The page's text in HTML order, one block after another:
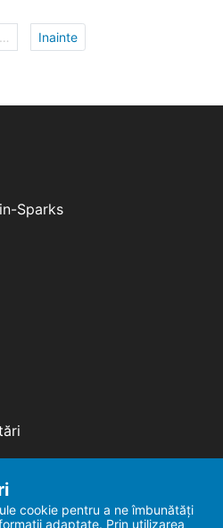
… Inainte
Sparks
cookie pentru a ne îmbunătăți
adaptate. Prin utilizarea